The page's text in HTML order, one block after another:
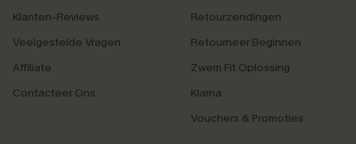
Klanten-Reviews
Veelgestelde Vragen
Affiliate
Contacteer Ons
Retourzendingen
Retourneer Beginnen
Zwem Fit Oplossing
Klarna
Vouchers & Promoties